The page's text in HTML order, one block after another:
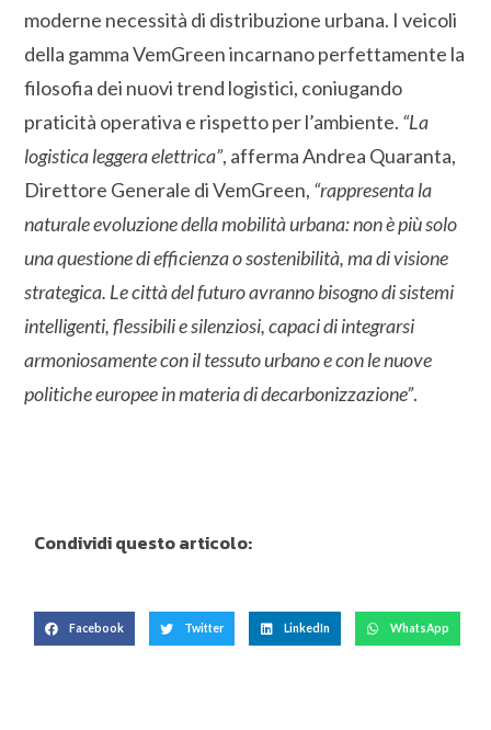
moderne necessità di distribuzione urbana. I veicoli
della gamma VemGreen incarnano perfettamente la
filosofia dei nuovi trend logistici, coniugando
praticità operativa e rispetto per l’ambiente. “La
logistica leggera elettrica”, afferma Andrea Quaranta,
Direttore Generale di VemGreen, “rappresenta la
naturale evoluzione della mobilità urbana: non è più solo
una questione di efficienza o sostenibilità, ma di visione
strategica. Le città del futuro avranno bisogno di sistemi
intelligenti, flessibili e silenziosi, capaci di integrarsi
armoniosamente con il tessuto urbano e con le nuove
politiche europee in materia di decarbonizzazione”.
Condividi questo articolo:
Facebook Twitter LinkedIn WhatsApp